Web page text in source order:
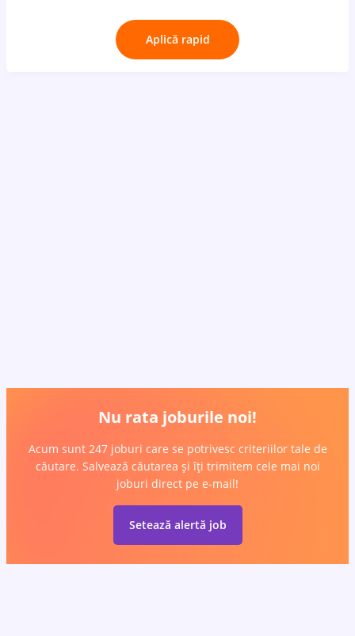
Aplică rapid
Nu rata joburile noi!
Acum sunt 247 joburi care se potrivesc criteriilor tale de
căutare. Salvează căutarea și îți trimitem cele mai noi
joburi direct pe e-mail!
Setează alertă job